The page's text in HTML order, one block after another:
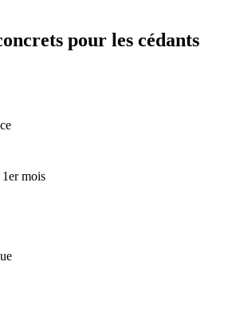
pour les cédants
1er mois